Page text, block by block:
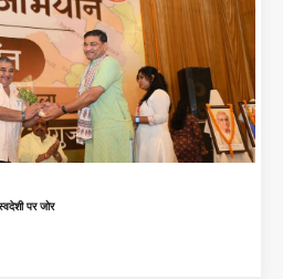
पर जोर